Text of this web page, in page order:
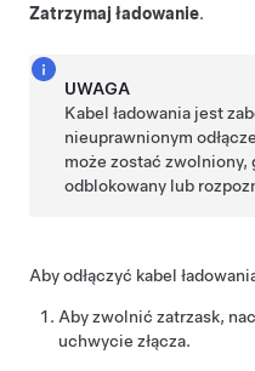
Zatrzymaj ładowanie.
UWAGA
Kabel ładowania jest
nieuprawnionym
może zostać zwolniony,
odblokowany lub
Aby odłączyć kabel
Aby zwolnić zatrzask,
uchwycie złącza.